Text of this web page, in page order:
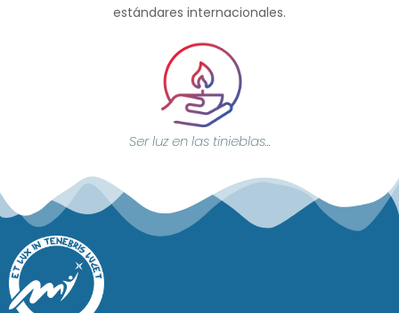
estándares internacionales.
Ser luz en las tinieblas...